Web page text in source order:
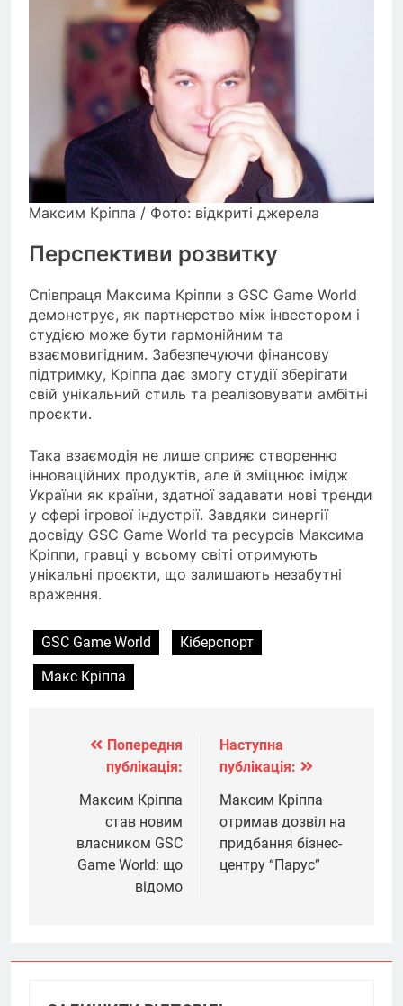
Максим Кріппа / Фото: відкриті джерела
Перспективи розвитку
Співпраця Максима Кріппи з GSC Game World
демонструє, як партнерство між інвестором і
студією може бути гармонійним та
взаємовигідним. Забезпечуючи фінансову
підтримку, Кріппа дає змогу студії зберігати
свій унікальний стиль та реалізовувати амбітні
проєкти.
Така взаємодія не лише сприяє створенню
інноваційних продуктів, але й зміцнює імідж
України як країни, здатної задавати нові тренди
у сфері ігрової індустрії. Завдяки синергії
досвіду GSC Game World та ресурсів Максима
Кріппи, гравці у всьому світі отримують
унікальні проєкти, що залишають незабутні
враження.
GSC Game World
Кіберспорт
Макс Кріппа
Навігація
записів
Попередня
публікація:
Максим Кріппа
став новим
власником GSC
Game World: що
відомо
Наступна
публікація:
Максим Кріппа
отримав дозвіл на
придбання бізнес-
центру “Парус”